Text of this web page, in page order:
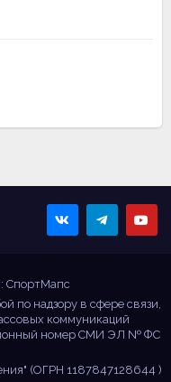
СпортМапс
по надзору в сфере связи,
коммуникаций
номер СМИ ЭЛ № ФС
(ОГРН 1187847128644 )